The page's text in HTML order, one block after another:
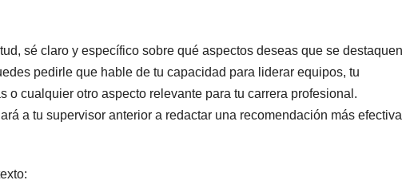
sé claro y específico sobre qué aspectos deseas que se destaquen
pedirle que hable de tu capacidad para liderar equipos, tu
o cualquier otro aspecto relevante para tu carrera profesional.
a tu supervisor anterior a redactar una recomendación más